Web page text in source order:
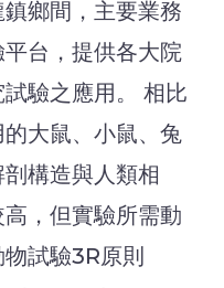
鄉間，主要業務
台，提供各大院
驗之應用。 相比
大鼠、小鼠、兔
構造與人類相
，但實驗所需動
試驗3R原則